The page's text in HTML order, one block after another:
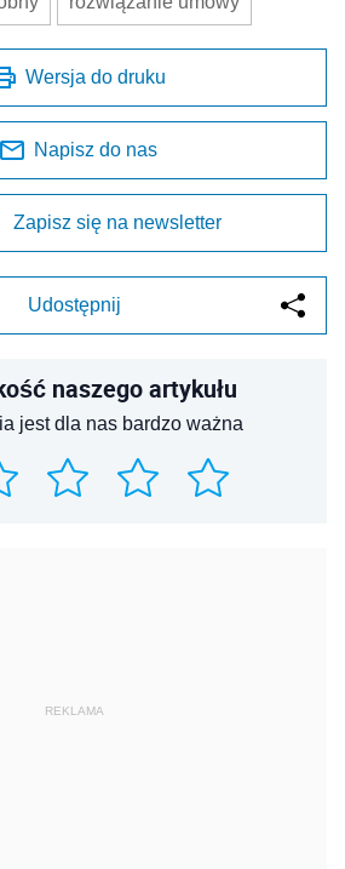
Wersja do druku
Napisz do nas
Zapisz się na newsletter
Udostępnij
naszego artykułu
jest dla nas bardzo ważna
REKLAMA